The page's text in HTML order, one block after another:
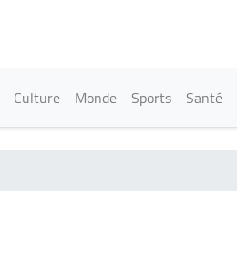
Culture Monde Sports Santé